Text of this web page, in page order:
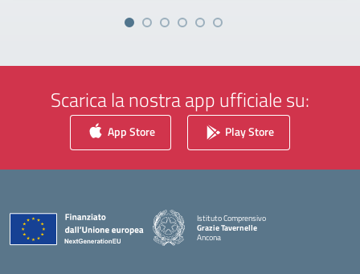
Scarica la nostra app ufficiale su:
App Store Play Store
Istituto Comprensivo
Grazie Tavernelle
Ancona